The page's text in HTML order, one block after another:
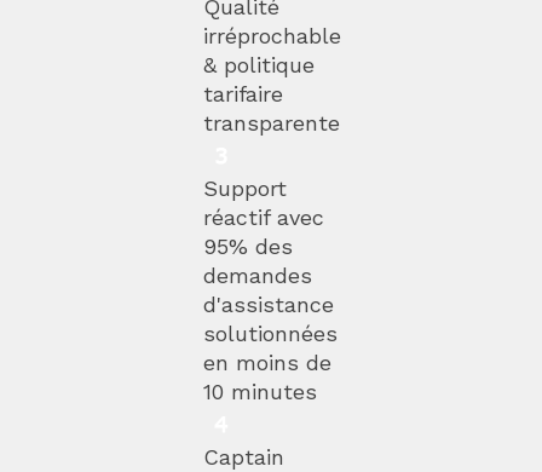
Qualité
irréprochable
& politique
tarifaire
transparente
Support
réactif avec
95% des
demandes
d'assistance
solutionnées
en moins de
10 minutes
Captain